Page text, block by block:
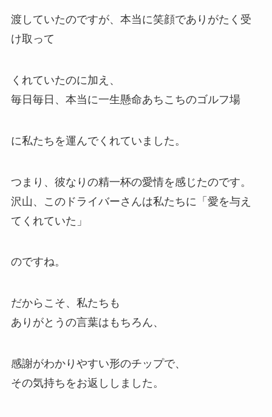
渡していたのですが、本当に笑顔でありがたく受
け取って
くれていたのに加え、
毎日毎日、本当に一生懸命あちこちのゴルフ場
に私たちを運んでくれていました。
つまり、彼なりの精一杯の愛情を感じたのです。
沢山、このドライバーさんは私たちに「愛を与え
てくれていた」
のですね。
だからこそ、私たちも
ありがとうの言葉はもちろん、
感謝がわかりやすい形のチップで、
その気持ちをお返ししました。